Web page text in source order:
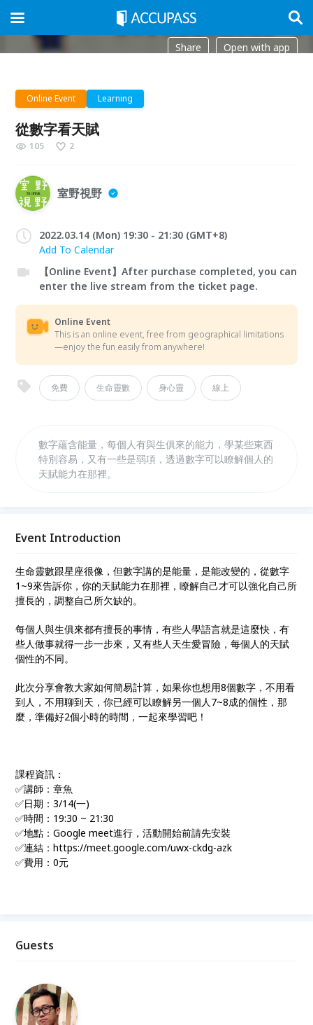
Share Open with app
Online Event Learning
從數字看天賦
105 2
室野視野
2022.03.14 (Mon) 19:30 - 21:30 (GMT+8)
Add To Calendar
【Online Event】After purchase completed, you can
enter the live stream from the ticket page.
Online Event
This is an online event, free from geographical limitations
—enjoy the fun easily from anywhere!
免費 生命靈數 身心靈 線上
數字蘊含能量，每個人有與生俱來的能力，學某些東西
特別容易，又有一些是弱項，透過數字可以瞭解個人的
天賦能力在那裡。
Event Introduction
生命靈數跟星座很像，但數字講的是能量，是能改變的，從數字
1~9來告訴你，你的天賦能力在那裡，瞭解自己才可以強化自己所
擅長的，調整自己所欠缺的。
每個人與生俱來都有擅長的事情，有些人學語言就是這麼快，有
些人做事就得一步一步來，又有些人天生愛冒險，每個人的天賦
個性的不同。
此次分享會教大家如何簡易計算，如果你也想用8個數字，不用看
到人，不用聊到天，你已經可以瞭解另一個人7~8成的個性，那
麼，準備好2個小時的時間，一起來學習吧！
課程資訊：
✅講師：章魚
✅日期：3/14(一)
✅時間：19:30 ~ 21:30
✅地點：Google meet進行，活動開始前請先安裝
✅連結：https://meet.google.com/uwx-ckdg-azk
✅費用：0元
Guests